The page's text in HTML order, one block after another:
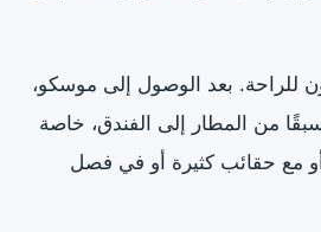
للراحة. بعد الوصول إلى موسكو،
من المطار إلى الفندق، خاصة
أو مع حقائب كثيرة أو في فصل